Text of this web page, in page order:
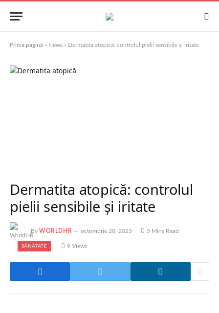
Prima pagină » News » Dermatita atopică: controlul pielii sensibile și iritate
Dermatita atopică: controlul
pielii sensibile și iritate
By WORLDHR octombrie 20, 2025 5 Mins Read
SĂNĂTATE 9Views